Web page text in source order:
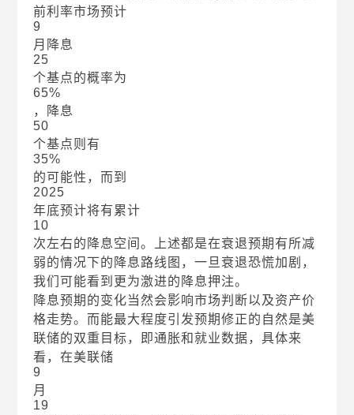
前利率市场预计
9
月降息
25
个基点的概率为
65%
，降息
50
个基点则有
35%
的可能性，而到
2025
年底预计将有累计
10
次左右的降息空间。上述都是在衰退预期有所减
弱的情况下的降息路线图，一旦衰退恐慌加剧，
我们可能看到更为激进的降息押注。
降息预期的变化当然会影响市场判断以及资产价
格走势。而能最大程度引发预期修正的自然是美
联储的双重目标，即通胀和就业数据，具体来
看，在美联储
9
月
19